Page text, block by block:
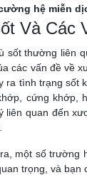
hệ miễn
Và Các
sốt thường liên
các vấn đề về
ra tình trạng sốt
cứng khớp,
liên quan đến
một số trường
trọng, và bạn